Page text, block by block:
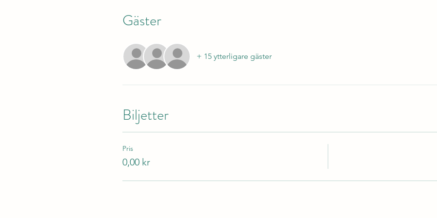
Gäster
+ 15 ytterligare gäster
Biljetter
Pris
0,00 kr